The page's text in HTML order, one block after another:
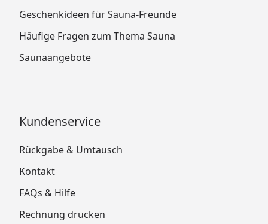
Geschenkideen für Sauna-Freunde
Häufige Fragen zum Thema Sauna
Saunaangebote
Kundenservice
Rückgabe & Umtausch
Kontakt
FAQs & Hilfe
Rechnung drucken